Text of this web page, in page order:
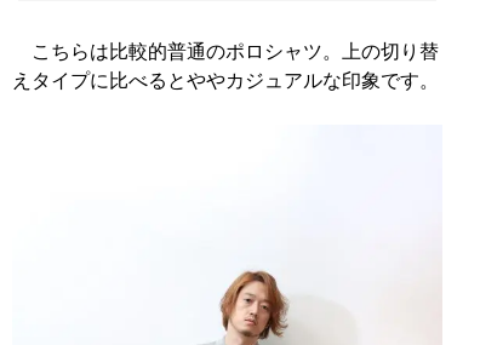
こちらは比較的普通のポロシャツ。上の切り替
えタイプに比べるとややカジュアルな印象です。